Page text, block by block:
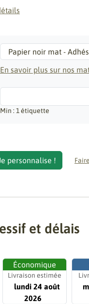
En savoir plus sur nos
Min : 1 étiquette
personnalise !
et délais
Économique
Livraison estimée
lundi 24 août
2026